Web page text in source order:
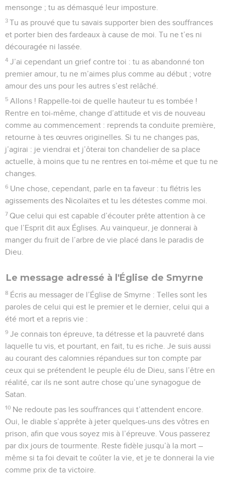
mensonge ; tu as démasqué leur imposture.
3 Tu as prouvé que tu savais supporter bien des souffrances
et porter bien des fardeaux à cause de moi. Tu ne t’es ni
découragée ni lassée.
4 J’ai cependant un grief contre toi : tu as abandonné ton
premier amour, tu ne m’aimes plus comme au début ; votre
amour des uns pour les autres s’est relâché.
5 Allons ! Rappelle-toi de quelle hauteur tu es tombée !
Rentre en toi-même, change d’attitude et vis de nouveau
comme au commencement : reprends ta conduite première,
retourne à tes œuvres originelles. Si tu ne changes pas,
j’agirai : je viendrai et j’ôterai ton chandelier de sa place
actuelle, à moins que tu ne rentres en toi-même et que tu ne
changes.
6 Une chose, cependant, parle en ta faveur : tu flétris les
agissements des Nicolaïtes et tu les détestes comme moi.
7 Que celui qui est capable d’écouter prête attention à ce
que l’Esprit dit aux Églises. Au vainqueur, je donnerai à
manger du fruit de l’arbre de vie placé dans le paradis de
Dieu.
Le message adressé à l'Église de Smyrne
8 Écris au messager de l’Église de Smyrne : Telles sont les
paroles de celui qui est le premier et le dernier, celui qui a
été mort et a repris vie :
9 Je connais ton épreuve, ta détresse et la pauvreté dans
laquelle tu vis, et pourtant, en fait, tu es riche. Je suis aussi
au courant des calomnies répandues sur ton compte par
ceux qui se prétendent le peuple élu de Dieu, sans l’être en
réalité, car ils ne sont autre chose qu’une synagogue de
Satan.
10 Ne redoute pas les souffrances qui t’attendent encore.
Oui, le diable s’apprête à jeter quelques-uns des vôtres en
prison, afin que vous soyez mis à l’épreuve. Vous passerez
par dix jours de tourmente. Reste fidèle jusqu’à la mort –
même si ta foi devait te coûter la vie, et je te donnerai la vie
comme prix de ta victoire.